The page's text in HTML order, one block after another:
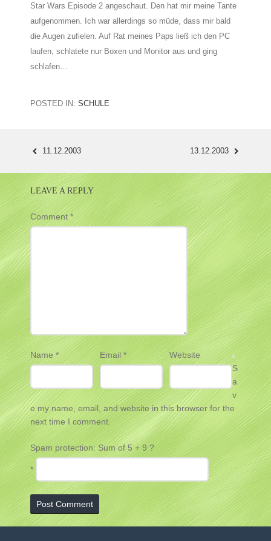
Star Wars Episode 2 angeschaut. Den hat mir meine Tante
aufgenommen. Ich war allerdings so müde, dass mir bald
die Augen zufielen. Auf Rat meines Paps ließ ich den PC
laufen, schlatete nur Boxen und Monitor aus und ging
schlafen…
POSTED IN: SCHULE
POST
NAVIGATION
11.12.2003 13.12.2003
LEAVE A REPLY
Comment*
Name* Email*
Website
S
a
v
e my name, email, and website in this browser for the
next time I comment.
Spam protection: Sum of 5 + 9 ?
*